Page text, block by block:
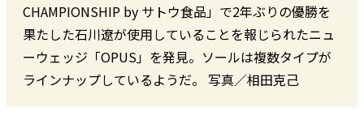
CHAMPIONSHIP by サトウ食品」で2年ぶりの優勝を
果たした石川遼が使用していることを報じられたニュ
ーウェッジ「OPUS」を発見。ソールは複数タイプが
ラインナップしているようだ。 写真／相田克己